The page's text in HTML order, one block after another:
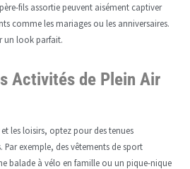
fils assortie peuvent aisément captiver
comme les mariages ou les anniversaires.
un look parfait.
Activités de Plein Air
les loisirs, optez pour des tenues
exemple, des vêtements de sport
balade à vélo en famille ou un pique-nique